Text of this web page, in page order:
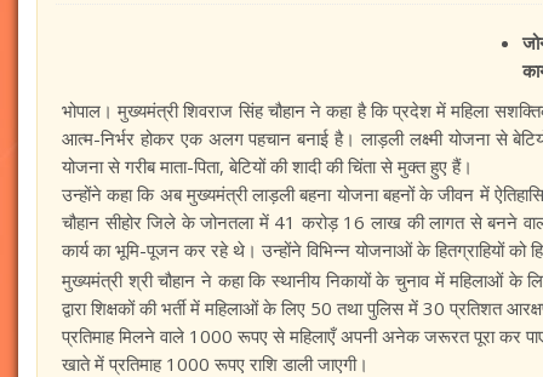
भोपाल। मुख्यमंत्री शिवराज सिंह चौहान ने कहा है कि प्रदेश में महिला
आत्म-निर्भर होकर एक अलग पहचान बनाई है। लाड़ली लक्ष्मी योजना से
योजना से गरीब माता-पिता, बेटियों की शादी की चिंता से मुक्त हुए हैं।
उन्होंने कहा कि अब मुख्यमंत्री लाड़ली बहना योजना बहनों के जीवन में
चौहान सीहोर जिले के जोनतला में 41 करोड़ 16 लाख की लागत से बनने
कार्य का भूमि-पूजन कर रहे थे। उन्होंने विभिन्न योजनाओं के हितग्राहियों को
मुख्यमंत्री श्री चौहान ने कहा कि स्थानीय निकायों के चुनाव में महिलाओं
द्वारा शिक्षकों की भर्ती में महिलाओं के लिए 50 तथा पुलिस में 30 प्रतिशत
प्रतिमाह मिलने वाले 1000 रूपए से महिलाएँ अपनी अनेक जरूरत पूरा कर
खाते में प्रतिमाह 1000 रूपए राशि डाली जाएगी।